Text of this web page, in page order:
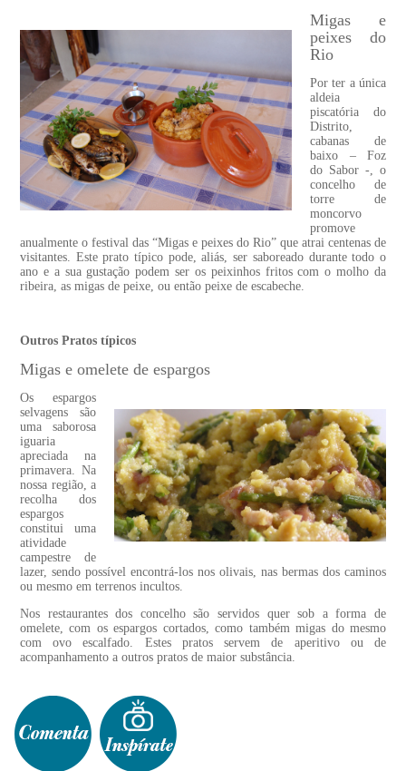
Migas e
peixes do
Rio
Por ter a única
aldeia
piscatória do
Distrito,
cabanas de
baixo – Foz
do Sabor -, o
concelho de
torre de
moncorvo
promove
anualmente o festival das “Migas e peixes do Rio” que atrai centenas de
visitantes. Este prato típico pode, aliás, ser saboreado durante todo o
ano e a sua gustação podem ser os peixinhos fritos com o molho da
ribeira, as migas de peixe, ou então peixe de escabeche.
Outros Pratos típicos
Migas e omelete de espargos
Os espargos
selvagens são
uma saborosa
iguaria
apreciada na
primavera. Na
nossa região, a
recolha dos
espargos
constitui uma
atividade
campestre de
lazer, sendo possível encontrá-los nos olivais, nas bermas dos caminos
ou mesmo em terrenos incultos.
Nos restaurantes dos concelho são servidos quer sob a forma de
omelete, com os espargos cortados, como também migas do mesmo
com ovo escalfado. Estes pratos servem de aperitivo ou de
acompanhamento a outros pratos de maior substância.